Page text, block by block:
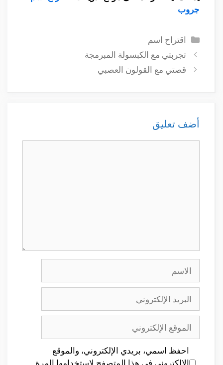
جروب
التصنيفات
اقتراح اسم
تجربتي مع الكبسولة المبرمجة
قصتي مع القولون العصبي
أضف تعليق
الاسم
البريد
الإلكتروني
الموقع
الإلكتروني
احفظ اسمي، بريدي الإلكتروني، والموقع